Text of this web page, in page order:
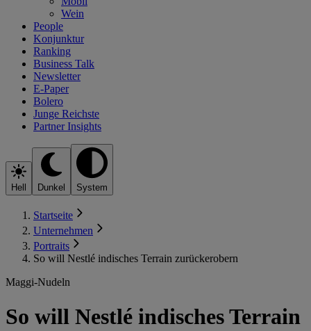
Wein
People
Konjunktur
Ranking
Business Talk
Newsletter
E-Paper
Bolero
Junge Reichste
Partner Insights
Hell Dunkel System
Startseite
Unternehmen
Portraits
So will Nestlé indisches Terrain zurückerobern
Maggi-Nudeln
So will Nestlé indisches Terrain